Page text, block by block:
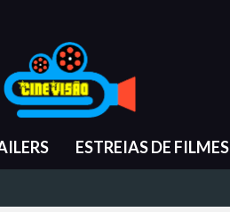
ESTREIAS DE FILMES